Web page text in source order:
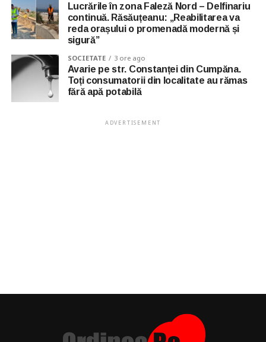
Lucrările în zona Faleză Nord – Delfinariu
continuă. Răsăuțeanu: „Reabilitarea va
reda orașului o promenadă modernă și
sigură”
SOCIETATE 3 ore ago
Avarie pe str. Constanței din Cumpăna.
Toți consumatorii din localitate au rămas
fără apă potabilă
ADVERTISEMENT